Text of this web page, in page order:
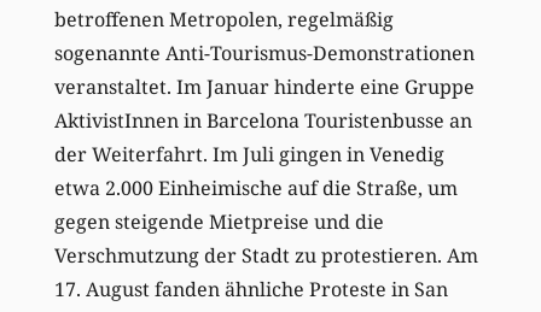
betroffenen Metropolen, regelmäßig
sogenannte Anti-Tourismus-Demonstrationen
veranstaltet. Im Januar hinderte eine Gruppe
AktivistInnen in Barcelona Touristenbusse an
der Weiterfahrt. Im Juli gingen in Venedig
etwa 2.000 Einheimische auf die Straße, um
gegen steigende Mietpreise und die
Verschmutzung der Stadt zu protestieren. Am
17. August fanden ähnliche Proteste in San